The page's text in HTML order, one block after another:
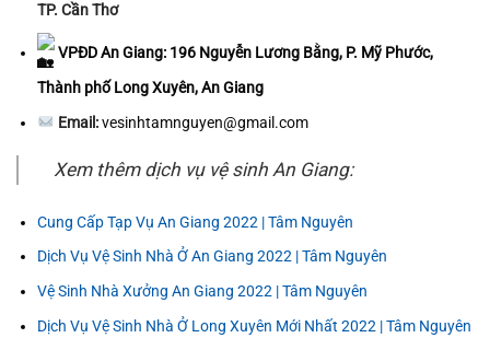
TP. Cần Thơ
VPĐD An Giang: 196 Nguyễn Lương Bằng, P. Mỹ Phước,
Thành phố Long Xuyên, An Giang
Email:vesinhtamnguyen@gmail.com
Xem thêm dịch vụ vệ sinh An Giang:
Cung Cấp Tạp Vụ An Giang 2022 | Tâm Nguyên
Dịch Vụ Vệ Sinh Nhà Ở An Giang 2022 | Tâm Nguyên
Vệ Sinh Nhà Xưởng An Giang 2022 | Tâm Nguyên
Dịch Vụ Vệ Sinh Nhà Ở Long Xuyên Mới Nhất 2022 | Tâm Nguyên